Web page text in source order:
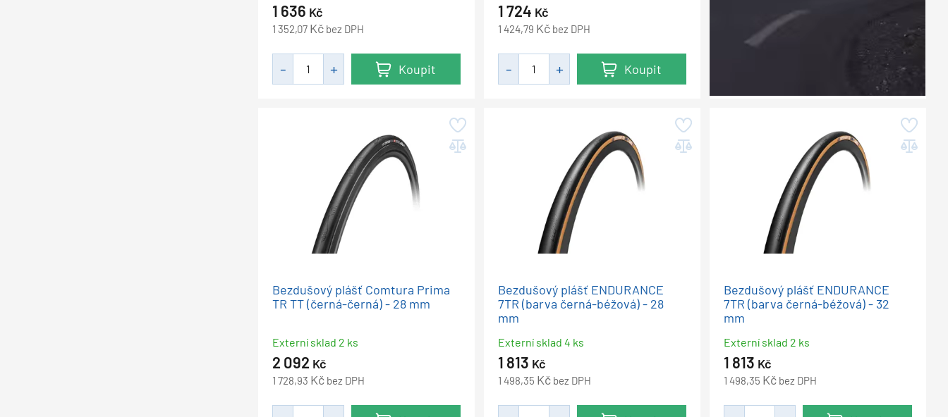
1 636 Kč
1 352,07 Kč bez DPH
Koupit
1 724 Kč
1 424,79 Kč bez DPH
Koupit
Bezdušový plášť Comtura Prima
TR TT (černá-černá) - 28 mm
Externí sklad 2 ks
2 092 Kč
1 728,93 Kč bez DPH
Bezdušový plášť ENDURANCE
7TR (barva černá-béžová) - 28
mm
Externí sklad 4 ks
1 813 Kč
1 498,35 Kč bez DPH
Bezdušový plášť ENDURANCE
7TR (barva černá-béžová) - 32
mm
Externí sklad 2 ks
1 813 Kč
1 498,35 Kč bez DPH